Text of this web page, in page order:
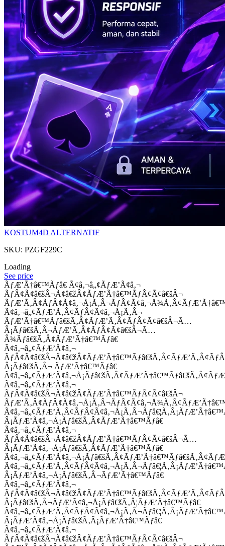
KOSTUM4D ALTERNATIF
SKU: PZGF229C
Loading
See price
ÃƒÆ’Ã†â€™Ãƒâ€ Ã¢â‚¬â„¢ÃƒÆ’Ã¢â‚¬
ÃƒÂ¢Ã¢â€šÂ¬Ã¢â€žÂ¢ÃƒÆ’Ã†â€™ÃƒÂ¢Ã¢â€šÂ¬
Ã¢â‚¬â„¢ÃƒÆ’Ã‚Â¢ÃƒÂ¢Ã¢â‚¬Å¡Ã‚Â¬
ÃƒÆ’Ã†â€™Ãƒâ€šÃ‚Â¢ÃƒÆ’Ã‚Â¢ÃƒÂ¢Ã¢â€šÂ¬Ã…
Â¡Ãƒâ€šÃ‚Â¬ÃƒÆ’Ã‚Â¢ÃƒÂ¢Ã¢â€šÂ¬Ã…
Â¾Ãƒâ€šÃ‚Â¢ÃƒÆ’Ã†â€™Ãƒâ€
Ã¢â‚¬â„¢ÃƒÆ’Ã¢â‚¬
Â¡Ãƒâ€šÃ‚Â¬ ÃƒÆ’Ã†â€™Ãƒâ€
Ã¢â‚¬â„¢ÃƒÆ’Ã¢â‚¬
ÃƒÂ¢Ã¢â€šÂ¬Ã¢â€žÂ¢ÃƒÆ’Ã†â€™ÃƒÂ¢Ã¢â€šÂ¬
Â¡ÃƒÆ’Ã¢â‚¬Å¡Ãƒâ€šÃ‚Â¢ÃƒÆ’Ã†â€™Ãƒâ€
Ã¢â‚¬â„¢ÃƒÆ’Ã¢â‚¬
ÃƒÂ¢Ã¢â€šÂ¬Ã¢â€žÂ¢ÃƒÆ’Ã†â€™ÃƒÂ¢Ã¢â€šÂ¬Ã…
Â¡ÃƒÆ’Ã¢â‚¬Å¡Ãƒâ€šÃ‚Â¢ÃƒÆ’Ã†â€™Ãƒâ€
Â¡ÃƒÆ’Ã¢â‚¬Å¡Ãƒâ€šÃ‚Â¬ÃƒÆ’Ã†â€™Ãƒâ€
Ã¢â‚¬â„¢ÃƒÆ’Ã¢â‚¬
Â¡Ãƒâ€šÃ‚Â¬ÃƒÆ’Ã¢â‚¬Å¡Ãƒâ€šÃ‚Â¦ÃƒÆ’Ã†â€™Ãƒâ€
Â¡ÃƒÆ’Ã¢â‚¬Å¡Ãƒâ€šÃ‚Â¡ÃƒÆ’Ã†â€™Ãƒâ€
Ã¢â‚¬â„¢ÃƒÆ’Ã¢â‚¬
ÃƒÂ¢Ã¢â€šÂ¬Ã¢â€žÂ¢ÃƒÆ’Ã†â€™ÃƒÂ¢Ã¢â€šÂ¬